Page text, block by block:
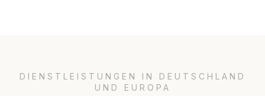
DIENSTLEISTUNGEN IN DEUTSCHLAND
UND EUROPA